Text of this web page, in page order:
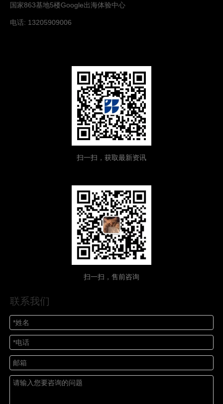
国家863基地5楼Google出海体验中心
电话: 13205909006
扫一扫，获取最新资讯
扫一扫，售前咨询
联系我们